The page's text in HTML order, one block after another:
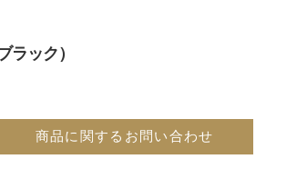
ラック）
商品に関するお問い合わせ